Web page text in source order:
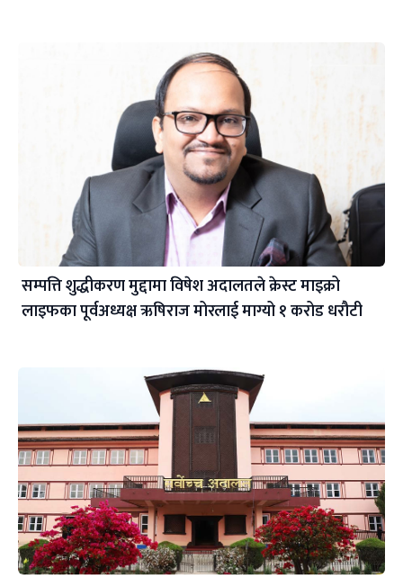
सम्पत्ति शुद्धीकरण मुद्दामा विषेश अदालतले क्रेस्ट माइक्रो
लाइफका पूर्वअध्यक्ष ऋषिराज मोरलाई माग्यो १ करोड धरौटी